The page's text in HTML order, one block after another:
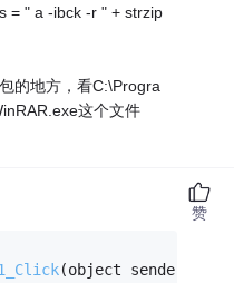
= " a -ibck -r " + strzip
的地方，看C:\Progra
这个文件
(object sender,
赞